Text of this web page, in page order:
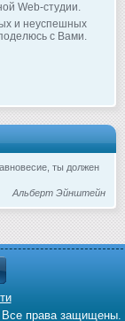
Web-студии.
и неуспешных
с Вами.
ты должен
Альберт Эйнштейн
права защищены.